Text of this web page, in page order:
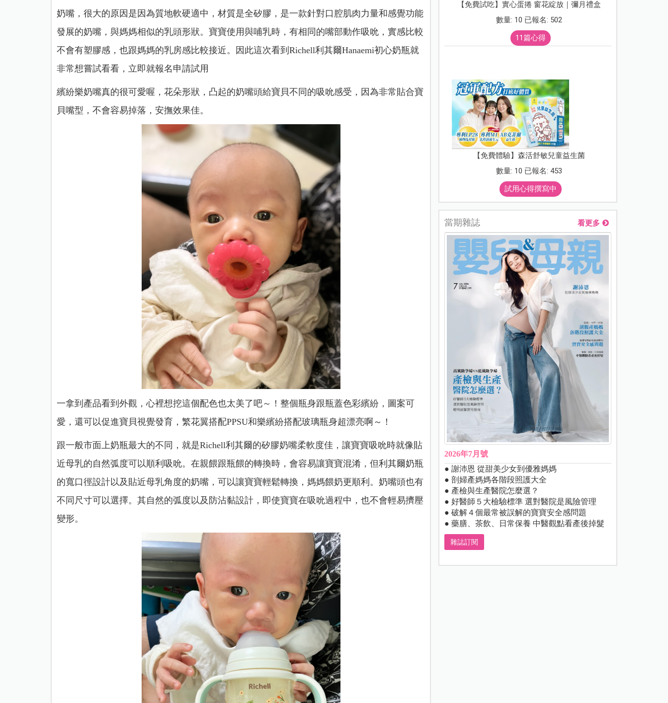
奶嘴，很大的原因是因為質地軟硬適中，材質是全矽膠，是一款針對口腔肌肉力量和感覺功能
發展的奶嘴，與媽媽相似的乳頭形狀。寶寶使用與哺乳時，有相同的嘴部動作吸吮，實感比較
不會有塑膠感，也跟媽媽的乳房感比較接近。因此這次看到Richell利其爾Hanaemi初心奶瓶就
非常想嘗試看看，立即就報名申請試用
繽紛樂奶嘴真的很可愛喔，花朵形狀，凸起的奶嘴頭給寶貝不同的吸吮感受，因為非常貼合寶
貝嘴型，不會容易掉落，安撫效果佳。
一拿到產品看到外觀，心裡想挖這個配色也太美了吧～！整個瓶身跟瓶蓋色彩繽紛，圖案可
愛，還可以促進寶貝視覺發育，繁花翼搭配PPSU和樂繽紛搭配玻璃瓶身超漂亮啊～！
跟一般市面上奶瓶最大的不同，就是Richell利其爾的矽膠奶嘴柔軟度佳，讓寶寶吸吮時就像貼
近母乳的自然弧度可以順利吸吮。在親餵跟瓶餵的轉換時，會容易讓寶寶混淆，但利其爾奶瓶
的寬口徑設計以及貼近母乳角度的奶嘴，可以讓寶寶輕鬆轉換，媽媽餵奶更順利。奶嘴頭也有
不同尺寸可以選擇。其自然的弧度以及防沾黏設計，即使寶寶在吸吮過程中，也不會輕易擠壓
變形。
【免費試吃】實心蛋捲 窗花綻放｜彌月禮盒
數量: 10 已報名: 502
11篇心得
【免費體驗】森活舒敏兒童益生菌
數量: 10 已報名: 453
試用心得撰寫中
當期雜誌 看更多
2026年7月號
● 謝沛恩 從甜美少女到優雅媽媽
● 剖婦產媽媽各階段照護大全
● 產檢與生產醫院怎麼選？
● 好醫師５大檢驗標準 選對醫院是風險管理
● 破解４個最常被誤解的寶寶安全感問題
● 藥膳、茶飲、日常保養 中醫觀點看產後掉髮
雜誌訂閱